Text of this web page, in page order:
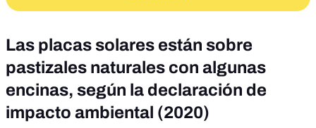
Las placas solares están sobre
pastizales naturales con algunas
encinas, según la declaración de
impacto ambiental (2020)